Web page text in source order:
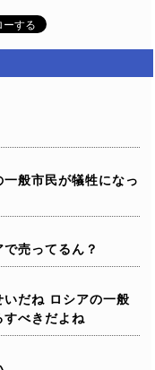
般市民が犠牲になっ
売ってるん？
いだね ロシアの一般
べきだよね